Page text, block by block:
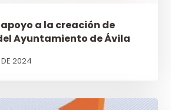
a la creación de
Ayuntamiento de Ávila
2024